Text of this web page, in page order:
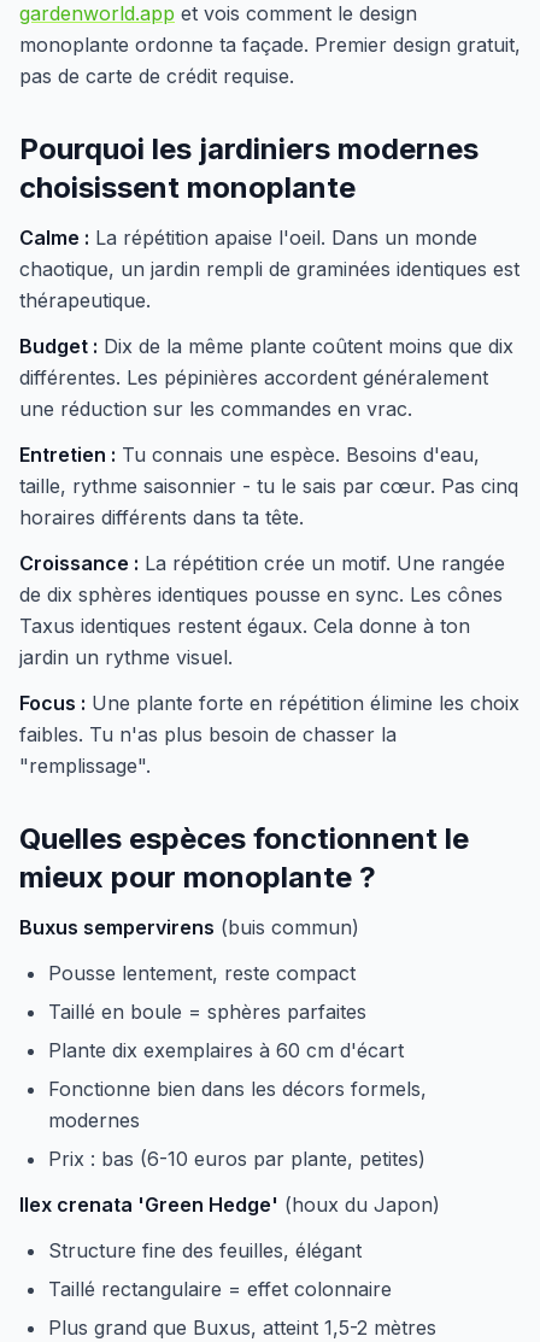
gardenworld.app et vois comment le design
monoplante ordonne ta façade. Premier design gratuit,
pas de carte de crédit requise.
Pourquoi les jardiniers modernes
choisissent monoplante
Calme : La répétition apaise l'oeil. Dans un monde
chaotique, un jardin rempli de graminées identiques est
thérapeutique.
Budget : Dix de la même plante coûtent moins que dix
différentes. Les pépinières accordent généralement
une réduction sur les commandes en vrac.
Entretien : Tu connais une espèce. Besoins d'eau,
taille, rythme saisonnier - tu le sais par cœur. Pas cinq
horaires différents dans ta tête.
Croissance : La répétition crée un motif. Une rangée
de dix sphères identiques pousse en sync. Les cônes
Taxus identiques restent égaux. Cela donne à ton
jardin un rythme visuel.
Focus : Une plante forte en répétition élimine les choix
faibles. Tu n'as plus besoin de chasser la
"remplissage".
Quelles espèces fonctionnent le
mieux pour monoplante ?
Buxus sempervirens (buis commun)
Pousse lentement, reste compact
Taillé en boule = sphères parfaites
Plante dix exemplaires à 60 cm d'écart
Fonctionne bien dans les décors formels,
modernes
Prix : bas (6-10 euros par plante, petites)
Ilex crenata 'Green Hedge' (houx du Japon)
Structure fine des feuilles, élégant
Taillé rectangulaire = effet colonnaire
Plus grand que Buxus, atteint 1,5-2 mètres